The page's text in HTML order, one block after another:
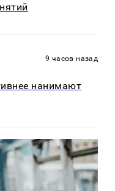
9 часов назад
нанимают